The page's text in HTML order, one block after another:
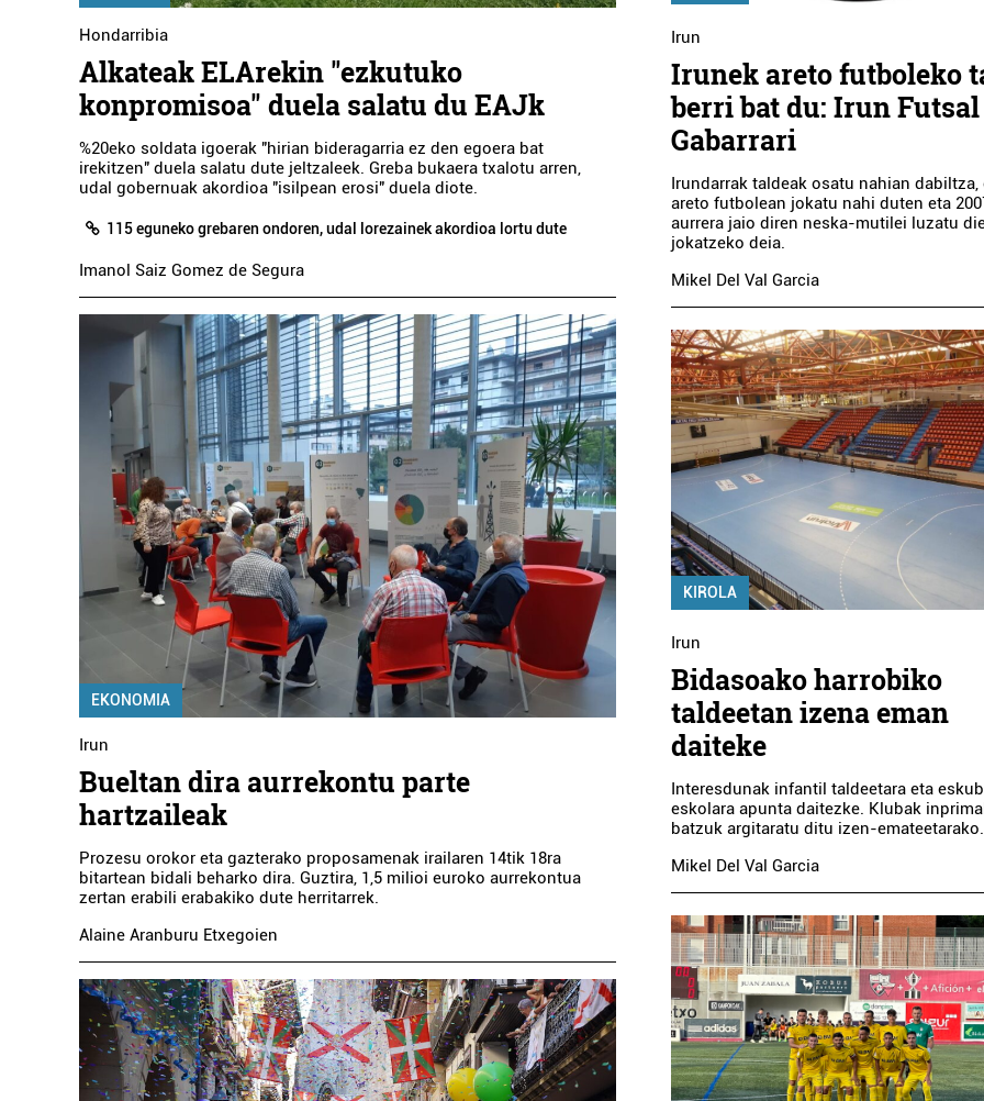
Hondarribia
Alkateak ELArekin "ezkutuko
konpromisoa" duela salatu du EAJk
%20eko soldata igoerak "hirian bideragarria ez den egoera bat
irekitzen" duela salatu dute jeltzaleek. Greba bukaera txalotu arren,
udal gobernuak akordioa "isilpean erosi" duela diote.
115 eguneko grebaren ondoren, udal lorezainek akordioa lortu dute
Imanol Saiz Gomez de Segura
EKONOMIA
Irun
Bueltan dira aurrekontu parte
hartzaileak
Prozesu orokor eta gazterako proposamenak irailaren 14tik 18ra
bitartean bidali beharko dira. Guztira, 1,5 milioi euroko aurrekontua
zertan erabili erabakiko dute herritarrek.
Alaine Aranburu Etxegoien
Irun
Irunek areto futboleko
berri bat du: Irun Futsal
Gabarrari
Irundarrak taldeak osatu nahian dabiltza,
areto futbolean jokatu nahi duten eta
aurrera jaio diren neska-mutilei luzatu
jokatzeko deia.
Mikel Del Val Garcia
KIROLA
Irun
Bidasoako harrobiko
taldeetan izena eman
daiteke
Interesdunak infantil taldeetara eta
eskolara apunta daitezke. Klubak
batzuk argitaratu ditu izen-emateetarako.
Mikel Del Val Garcia
Ostalaritza
PARI BERRI TABERNA
Pasaia
Industria
ABB NIESSEN
Oiartzun
Ostalaritza
PARI BERRI